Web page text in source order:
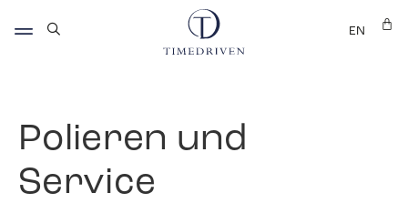
EN
Polieren und
Service